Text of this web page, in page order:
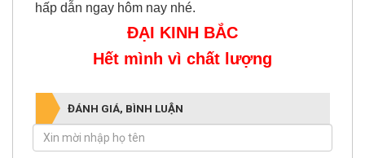
hấp dẫn ngay hôm nay nhé.
ĐẠI KINH BẮC
Hết mình vì chất lượng
ĐÁNH GIÁ, BÌNH LUẬN